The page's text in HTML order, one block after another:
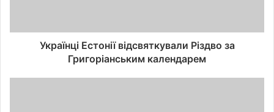
Українці Естонії відсвяткували Різдво за
Григоріанським календарем